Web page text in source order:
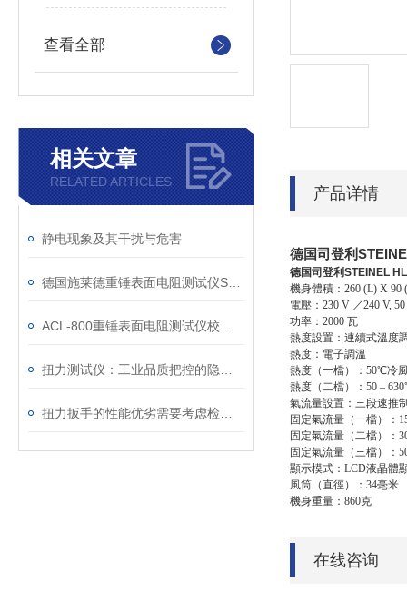
查看全部
相关文章
RELATED ARTICLES
静电现象及其干扰与危害
产品详情
德国司登利
德国司登利STEINEL
機身體積：260 (L) X 90
電壓：230 V ／240 V,
功率：2000 瓦
熱度設置：連續式溫度
熱度：電子調溫
熱度（一檔）：50℃冷
熱度（二檔）：50 –
氣流量設置：三段速推
固定氣流量（一檔）：
固定氣流量（二檔）：
固定氣流量（三檔）：
顯示模式：LCD液晶體
風筒（直徑）：34毫米
機身重量：860克
在线咨询